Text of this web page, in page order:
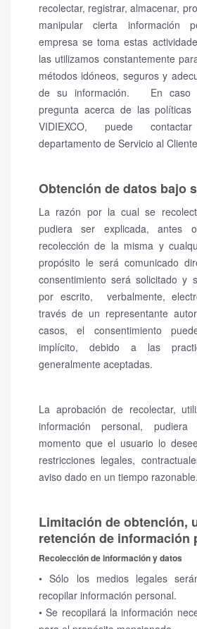
recolectar, registrar, almacenar,
manipular cierta información
empresa se toma estas
las utilizamos constantemente
métodos idóneos, seguros y
de su información. En caso
pregunta acerca de las
VIDIEXCO, puede
departamento de Servicio al
Obtención de datos bajo
La razón por la cual se
pudiera ser explicada, antes
recolección de la misma y
propósito le será comunicado
consentimiento será solicitado y
por escrito, verbalmente,
través de un representante
casos, el consentimiento
implícito, debido a las
generalmente aceptadas.
La aprobación de recolectar,
información personal,
momento que el usuario lo
restricciones legales,
aviso dado en un tiempo razonable.
Limitación de obtención,
retención de información
Recolección de información y datos
• Sólo los medios legales
recopilar información personal.
• Se recopilará la información